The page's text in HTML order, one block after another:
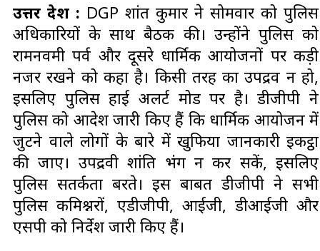
उत्तर प्रदेश : DGP प्रशांत कुमार ने सोमवार को पुलिस
अधिकारियों के साथ बैठक की। उन्होंने पुलिस को
रामनवमी पर्व और दूसरे धार्मिक आयोजनों पर कड़ी
नजर रखने को कहा है। किसी तरह का उपद्रव न हो,
इसलिए पुलिस हाई अलर्ट मोड पर है। डीजीपी ने
पुलिस को आदेश जारी किए हैं कि धार्मिक आयोजन में
जुटने वाले लोगों के बारे में खुफिया जानकारी इकट्ठा
की जाए। उपद्रवी शांति भंग न कर सकें, इसलिए
पुलिस सतर्कता बरते। इस बाबत डीजीपी ने सभी
पुलिस कमिश्नरों, एडीजीपी, आईजी, डीआईजी और
एसपी को निर्देश जारी किए हैं।